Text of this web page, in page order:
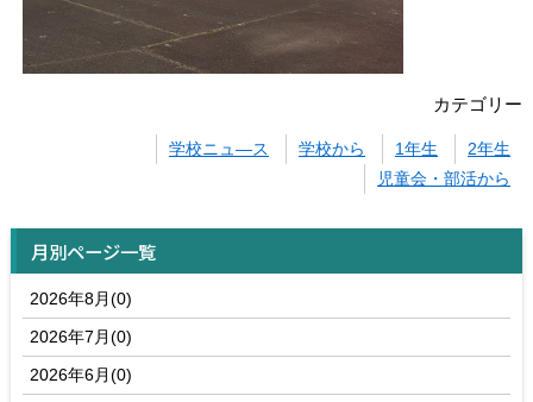
カテゴリー
学校ニュ―ス 学校から 1年生
2年生
児童会・部活から
月別ページ一覧
2026年8月(0)
2026年7月(0)
2026年6月(0)